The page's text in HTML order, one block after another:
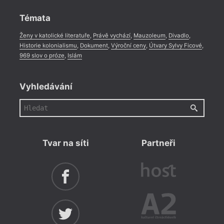
Témata
Ženy v katolické literatuře, Právě vychází, Mauzoleum, Divadlo,
Historie kolonialismu, Dokument, Výroční ceny, Útvary Sylvy Ficové,
969 slov o próze, Islám
Vyhledávání
Tvar na síti Partneři